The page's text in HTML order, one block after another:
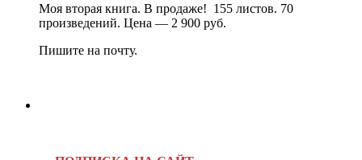
Моя вторая книга. В продаже! 155 листов. 70
произведений. Цена — 2 900 руб.
Пишите на почту.